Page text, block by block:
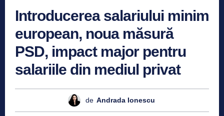
Introducerea salariului minim
european, noua măsură
PSD, impact major pentru
salariile din mediul privat
de Andrada Ionescu